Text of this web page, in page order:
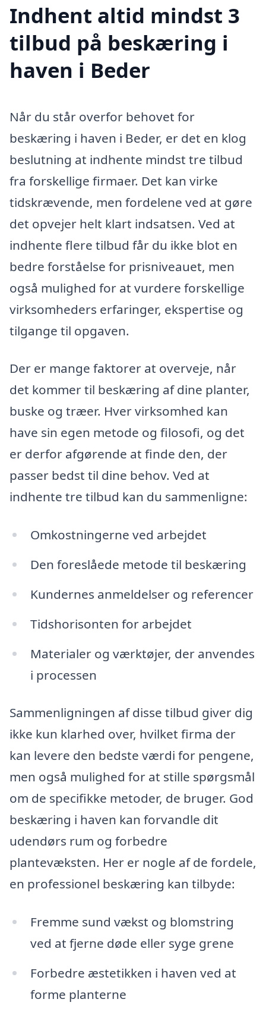
Indhent altid mindst 3
tilbud på beskæring i
haven i Beder
Når du står overfor behovet for
beskæring i haven i Beder, er det en klog
beslutning at indhente mindst tre tilbud
fra forskellige firmaer. Det kan virke
tidskrævende, men fordelene ved at gøre
det opvejer helt klart indsatsen. Ved at
indhente flere tilbud får du ikke blot en
bedre forståelse for prisniveauet, men
også mulighed for at vurdere forskellige
virksomheders erfaringer, ekspertise og
tilgange til opgaven.
Der er mange faktorer at overveje, når
det kommer til beskæring af dine planter,
buske og træer. Hver virksomhed kan
have sin egen metode og filosofi, og det
er derfor afgørende at finde den, der
passer bedst til dine behov. Ved at
indhente tre tilbud kan du sammenligne:
Omkostningerne ved arbejdet
Den foreslåede metode til beskæring
Kundernes anmeldelser og referencer
Tidshorisonten for arbejdet
Materialer og værktøjer, der anvendes
i processen
Sammenligningen af disse tilbud giver dig
ikke kun klarhed over, hvilket firma der
kan levere den bedste værdi for pengene,
men også mulighed for at stille spørgsmål
om de specifikke metoder, de bruger. God
beskæring i haven kan forvandle dit
udendørs rum og forbedre
plantevæksten. Her er nogle af de fordele,
en professionel beskæring kan tilbyde:
Fremme sund vækst og blomstring
ved at fjerne døde eller syge grene
Forbedre æstetikken i haven ved at
forme planterne